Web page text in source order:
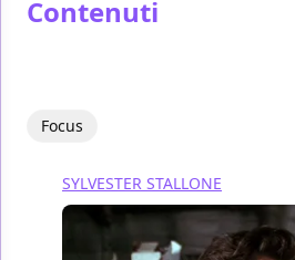
Contenuti
Focus
SYLVESTER STALLONE